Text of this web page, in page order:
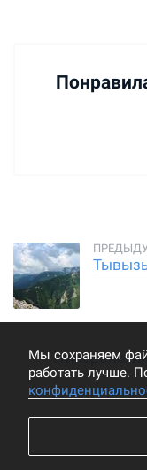
Мы cохраняем
работать лучше.